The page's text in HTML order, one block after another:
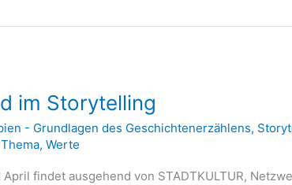
im Storytelling
- Grundlagen des Geschichtenerzählens,
Thema,Werte
April findet ausgehend von STADTKULTUR,